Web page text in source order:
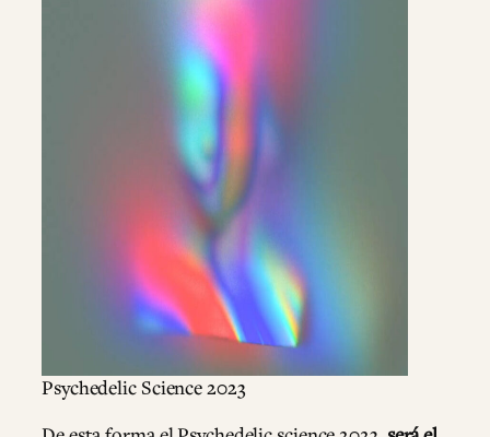
Psychedelic Science 2023